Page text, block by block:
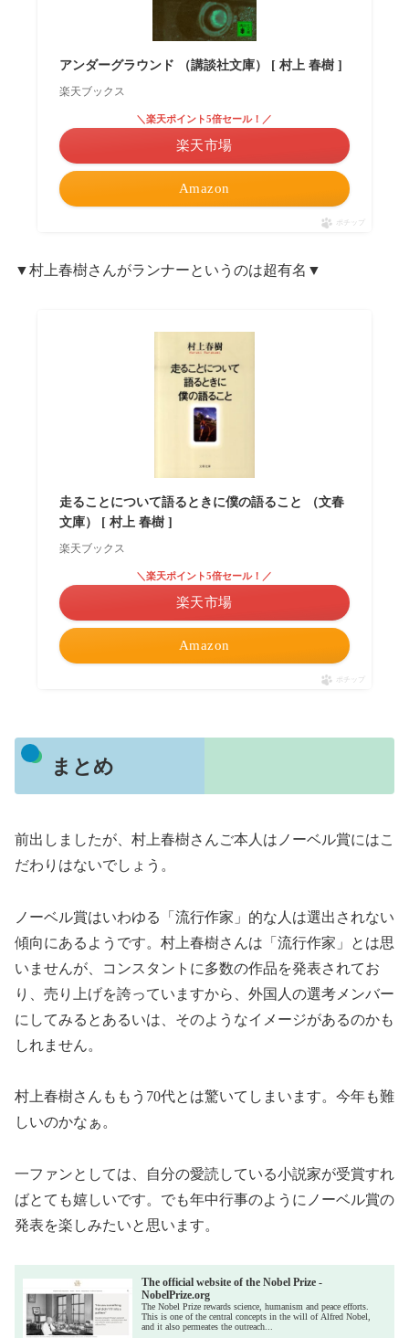
アンダーグラウンド （講談社文庫） [ 村上 春樹 ]
楽天ブックス
Amazon
＼楽天ポイント5倍セール！／
楽天市場
ポチップ
▼村上春樹さんがランナーというのは超有名▼
走ることについて語るときに僕の語ること （文春
文庫） [ 村上 春樹 ]
楽天ブックス
Amazon
＼楽天ポイント5倍セール！／
楽天市場
ポチップ
まとめ
前出しましたが、村上春樹さんご本人はノーベル賞にはこ
だわりはないでしょう。
ノーベル賞はいわゆる「流行作家」的な人は選出されない
傾向にあるようです。村上春樹さんは「流行作家」とは思
いませんが、コンスタントに多数の作品を発表されてお
り、売り上げを誇っていますから、外国人の選考メンバー
にしてみるとあるいは、そのようなイメージがあるのかも
しれません。
村上春樹さんももう70代とは驚いてしまいます。今年も難
しいのかなぁ。
一ファンとしては、自分の愛読している小説家が受賞すれ
ばとても嬉しいです。でも年中行事のようにノーベル賞の
発表を楽しみたいと思います。
The official website of the Nobel Prize -
NobelPrize.org
The Nobel Prize rewards science, humanism and peace efforts.
This is one of the central concepts in the will of Alfred Nobel,
and it also permeates the outreach...